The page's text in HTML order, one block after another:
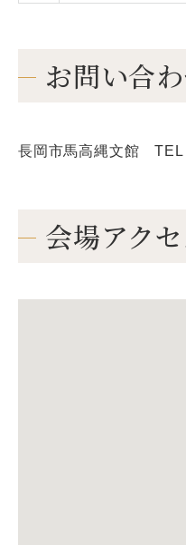
お問い合
長岡市馬高縄文館 TEL
会場アク